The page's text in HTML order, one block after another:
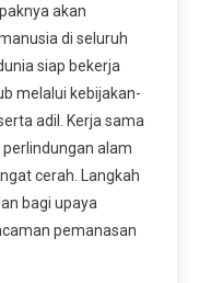
akan
di seluruh
siap bekerja
melalui kebijakan-
adil. Kerja sama
alam
cerah. Langkah
bagi upaya
pemanasan